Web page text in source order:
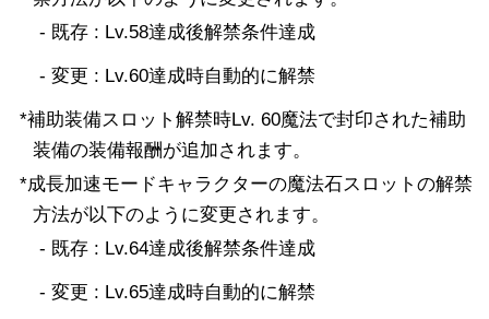
- 既存 : Lv.58達成後解禁条件達成
- 変更 : Lv.60達成時自動的に解禁
*補助装備スロット解禁時Lv. 60魔法で封印された補助
装備の装備報酬が追加されます。
*成長加速モードキャラクターの魔法石スロットの解禁
方法が以下のように変更されます。
- 既存 : Lv.64達成後解禁条件達成
- 変更 : Lv.65達成時自動的に解禁